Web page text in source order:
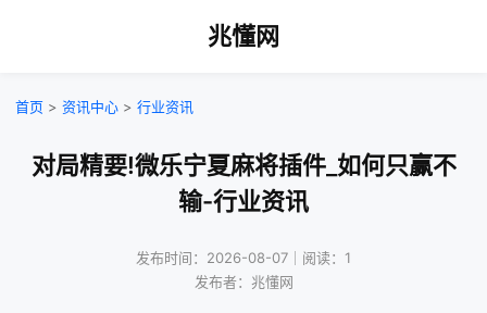
兆懂网
首页 > 资讯中心 > 行业资讯
对局精要!微乐宁夏麻将插件_如何只赢不
输-行业资讯
发布时间：2026-08-07｜阅读：1
发布者：兆懂网